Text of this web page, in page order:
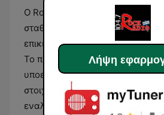
Ο Rock Radio 104.7 FM είναι
σταθμός με έδρα τη
επικεντρώνεται στη μετάδοση
Το πρόγραμμα καλύπτει ένα
υποειδών, από το κλασικό ροκ
στοιχεία παλαιότερων
εναλλακτικό και ανεξάρτητο
Λήψη